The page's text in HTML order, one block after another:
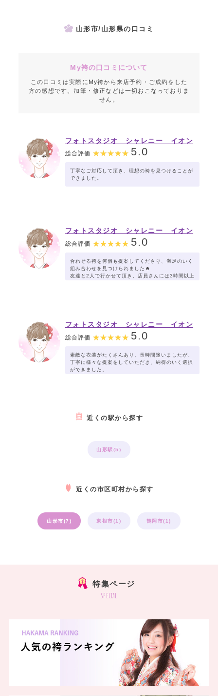
山形市/山形県の口コミ
My袴の口コミについて
この口コミは実際にMy袴から来店予約・ご成約をした
方の感想です。加筆・修正などは一切おこなっておりま
せん。
フォトスタジオ シャレニー イオン
山形北店
総合評価 5.0
丁寧なご対応して頂き、理想の袴を見つけることが
できました。
フォトスタジオ シャレニー イオン
総合評価 5.0
合わせる袴を何個も提案してくださり、満足のいく
組み合わせを見つけられました☻
友達と2人で行かせて頂き、店員さんには3時間以上
フォトスタジオ シャレニー イオン
総合評価 5.0
素敵な衣装がたくさんあり、長時間迷いましたが、
丁寧に様々な提案をしていただき、納得のいく選択
ができました。
近くの駅から探す
山形駅(5)
近くの市区町村から探す
山形市(7) 東根市(1) 鶴岡市(1)
特集ページ
special